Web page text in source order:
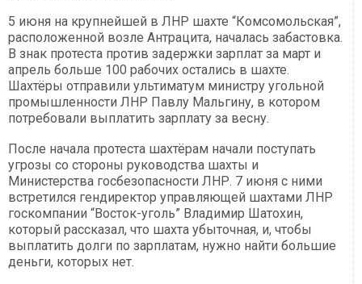
5 июня на крупнейшей в ЛНР шахте “Комсомольская”,
расположенной возле Антрацита, началась забастовка.
В знак протеста против задержки зарплат за март и
апрель больше 100 рабочих остались в шахте.
Шахтёры отправили ультиматум министру угольной
промышленности ЛНР Павлу Мальгину, в котором
потребовали выплатить зарплату за весну.
После начала протеста шахтёрам начали поступать
угрозы со стороны руководства шахты и
Министерства госбезопасности ЛНР. 7 июня с ними
встретился гендиректор управляющей шахтами ЛНР
госкомпании “Восток-уголь” Владимир Шатохин,
который рассказал, что шахта убыточная, и, чтобы
выплатить долги по зарплатам, нужно найти большие
деньги, которых нет.